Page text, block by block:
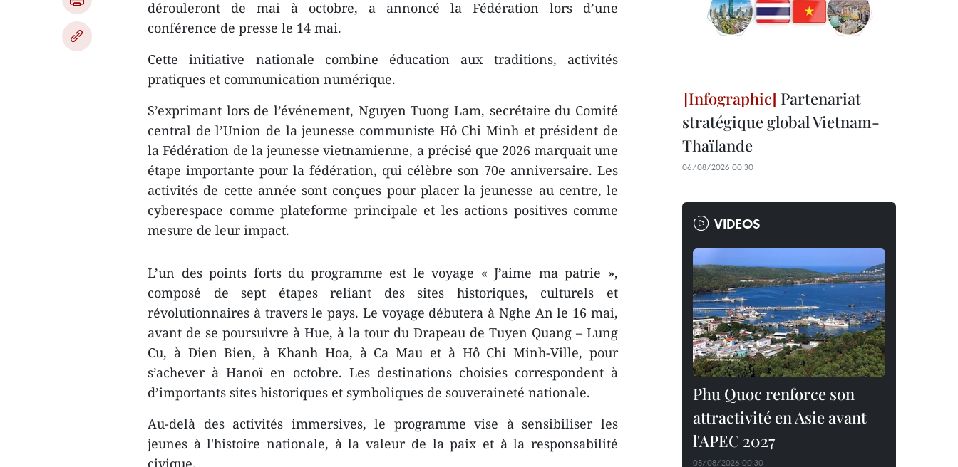
dérouleront de mai à octobre, a annoncé la Fédération lors d’une
conférence de presse le 14 mai.​
Cette initiative nationale combine éducation aux traditions, activités
pratiques et communication numérique.
S’exprimant lors de l’événement, Nguyen Tuong Lam, secrétaire du Comité
central de l’Union de la jeunesse communiste Hô Chi Minh et président de
la Fédération de la jeunesse vietnamienne, a précisé que 2026 marquait une
étape importante pour la fédération, qui célèbre son 70e anniversaire. Les
activités de cette année sont conçues pour placer la jeunesse au centre, le
cyberespace comme plateforme principale et les actions positives comme
mesure de leur impact.
​L’un des points forts du programme est le voyage « J’aime ma patrie »,
composé de sept étapes reliant des sites historiques, culturels et
révolutionnaires à travers le pays. Le voyage débutera à Nghe An le 16 mai,
avant de se poursuivre à Hue, à la tour du Drapeau de Tuyen Quang – Lung
Cu, à Dien Bien, à Khanh Hoa, à Ca Mau et à Hô Chi Minh-Ville, pour
s’achever à Hanoï en octobre. Les destinations choisies correspondent à
d’importants sites historiques et symboliques de souveraineté nationale.
​Au-delà des activités immersives, le programme vise à sensibiliser les
jeunes à l'histoire nationale, à la valeur de la paix et à la responsabilité
civique.
Partenariat
stratégique global Vietnam-
Thaïlande
06/08/2026 00:30
VIDEOS
Phu Quoc renforce son
attractivité en Asie avant
l'APEC 2027
05/08/2026 00:30